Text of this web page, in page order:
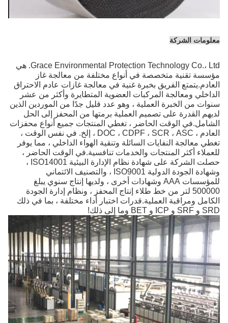
معلومات الشركة
Grace Environmental Protection Technology Co.، Ltd. هي
مؤسسة تقنية متخصصة في أنواع مختلفة من معالجة غاز
العادم.يتمتع الفريق بخبرة غنية في معالجة غازات عادم الاحتراق
الداخلي ومعالجة المركبات العضوية المتطايرة وأكثر من عشر
سنوات من الخبرة العملية ، وهو عدد قليل جدًا من الموردين الذين
لديهم القدرة على تصميم العملية برمتها من المحفز إلى الحل
الشامل.في الوقت الحاضر ، تغطي المنتجات جميع أنواع محفزات
العادم ، DOC ، CDPF ، SCR ، ASC ، إلخ. في نفس الوقت ،
تغطي معالجة النفايات السائلة وتنقية الهواء الداخلي ، مما يوفر
للعملاء أكثر المنتجات والخدمات تنافسية.في الوقت الحاضر ،
حصلت الشركة على شهادة نظام الإدارة البيئية ISO14001 ،
وشهادة الجودة الدولية ISO9001 ، والتصنيف الائتماني
للمؤسسات AAA وشهادات أخرى ، ولديها إنتاج سنوي يبلغ
500000 لتر من خط طلاء إنتاج المحفز ، ونظام إدارة الجودة
الكامل ومراقبة العملية.قدرات اختبار أداء مختلفة ، بما في ذلك
SRD و SRF و ICP و BET وما إلى ذلك!